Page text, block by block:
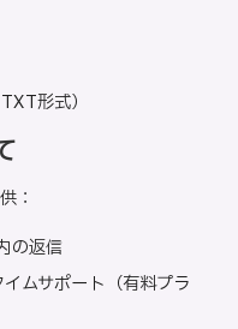
形式）
：
の返信
ムサポート（有料プラ